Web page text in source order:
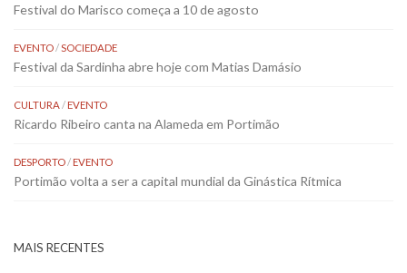
Festival do Marisco começa a 10 de agosto
EVENTO/SOCIEDADE
Festival da Sardinha abre hoje com Matias Damásio
CULTURA/EVENTO
Ricardo Ribeiro canta na Alameda em Portimão
DESPORTO/EVENTO
Portimão volta a ser a capital mundial da Ginástica Rítmica
MAIS RECENTES